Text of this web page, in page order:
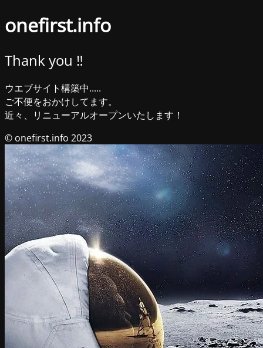
onefirst.info
Thank you ‼︎
ウエブサイト構築中.....
ご不便をおかけしてます。
近々、リニューアルオープンいたします！
© onefirst.info 2023